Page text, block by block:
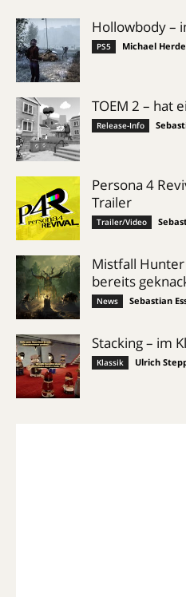
Hollowbody –
PS5 Michael Herde
TOEM 2 – hat
Release-Info
Persona 4
Trailer
Trailer/Video
Mistfall
bereits
News Sebastian
Stacking – im
Klassik Ulrich